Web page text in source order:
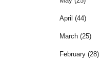
April (44)
March (25)
February (28)